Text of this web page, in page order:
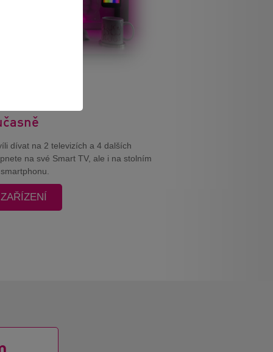
dívat na 2 televizích a 4 dalších
na své Smart TV, ale i na stolním